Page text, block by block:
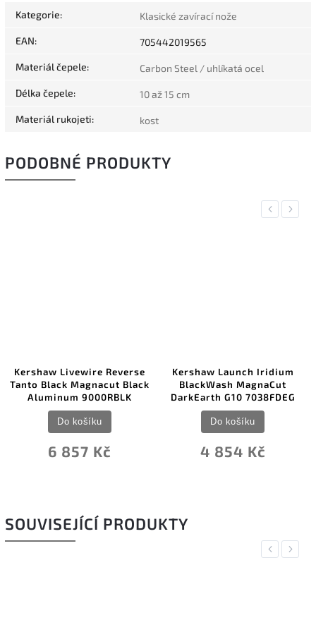
Kategorie: Klasické zavírací nože
EAN: 705442019565
Materiál čepele: Carbon Steel / uhlíkatá ocel
Délka čepele: 10 až 15 cm
Materiál rukojeti: kost
PODOBNÉ PRODUKTY
Previous
Reverse
Black
Kershaw Launch Iridium
BlackWash MagnaCut
DarkEarth G10 7038FDEG
Spyderco
2
Next
SOUVISEJÍCÍ PRODUKTY
Previous
Next